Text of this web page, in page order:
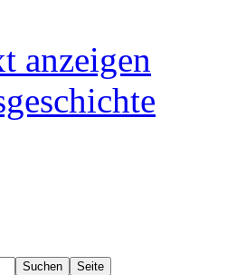
anzeigen